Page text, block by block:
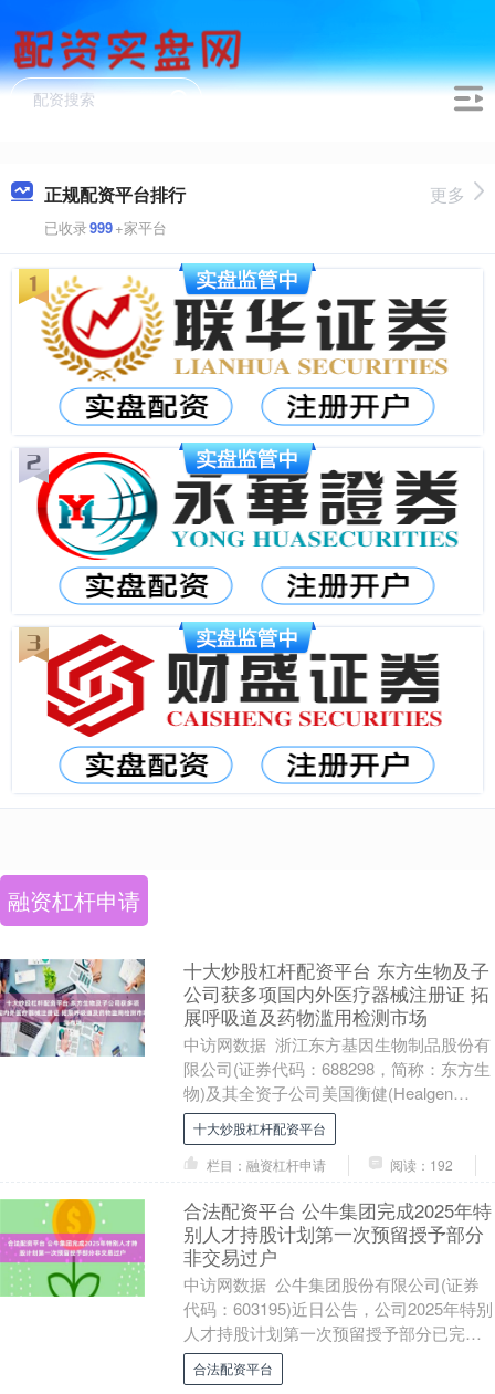
正规配资平台排行
已收录999+家平台
更多
融资杠杆申请
十大炒股杠杆配资平台 东方生物及子
公司获多项国内外医疗器械注册证 拓
展呼吸道及药物滥用检测市场
中访网数据 浙江东方基因生物制品股份有
限公司(证券代码：688298，简称：东方生
物)及其全资子公司美国衡健(Healgen
Scientific LLC)、....
十大炒股杠杆配资平台
栏目：融资杠杆申请
阅读：192
合法配资平台 公牛集团完成2025年特
别人才持股计划第一次预留授予部分
非交易过户
中访网数据 公牛集团股份有限公司(证券
代码：603195)近日公告，公司2025年特别
人才持股计划第一次预留授予部分已完成
非交易过户。根据公告，本次预留授予
涉....
合法配资平台